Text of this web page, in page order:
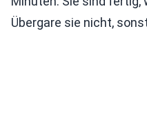
Übergare sie nicht,